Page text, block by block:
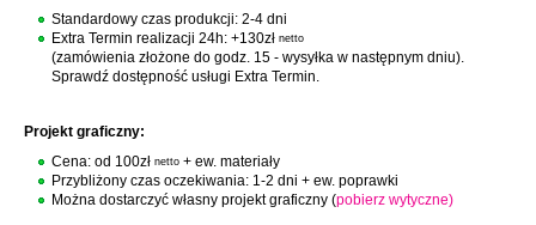
Standardowy czas produkcji: 2-4 dni
Extra Termin realizacji 24h: +130zł netto
(zamówienia złożone do godz. 15 - wysyłka w następnym dniu).
Sprawdź dostępność usługi Extra Termin.
Projekt graficzny:
Cena: od 100zł netto + ew. materiały
Przybliżony czas oczekiwania: 1-2 dni + ew. poprawki
Można dostarczyć własny projekt graficzny (pobierz wytyczne)